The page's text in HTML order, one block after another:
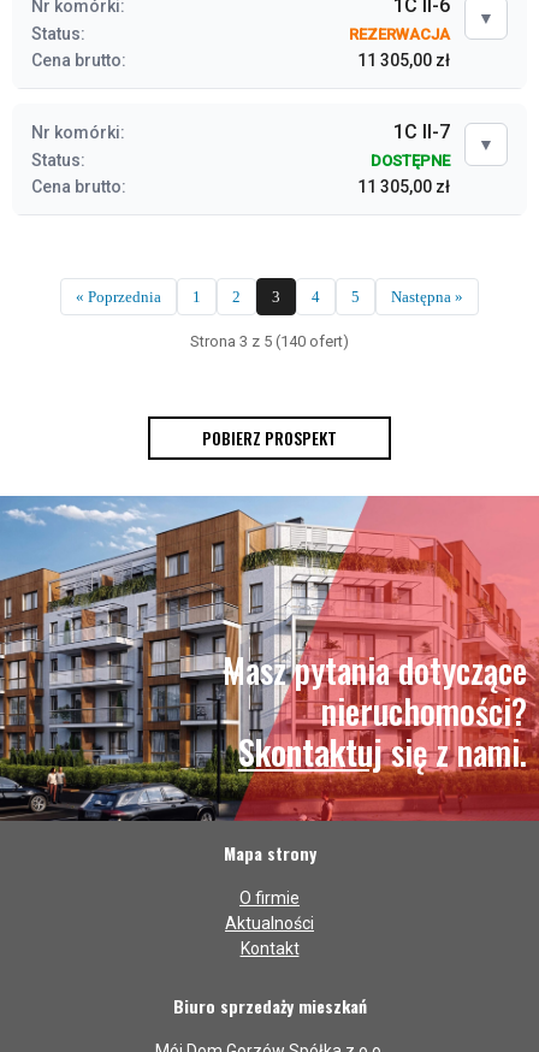
Nr komórki: 1C II-6
Status: REZERWACJA
Cena brutto: 11 305,00 zł
▼
Nr komórki: 1C II-7
Status: DOSTĘPNE
Cena brutto: 11 305,00 zł
▼
« Poprzednia 1 2 3 4 5 Następna »
Strona 3 z 5 (140 ofert)
POBIERZ PROSPEKT
Masz pytania dotyczące
nieruchomości?
Skontaktujsię z nami.
Mapa strony
O firmie
Aktualności
Kontakt
Biuro sprzedaży mieszkań